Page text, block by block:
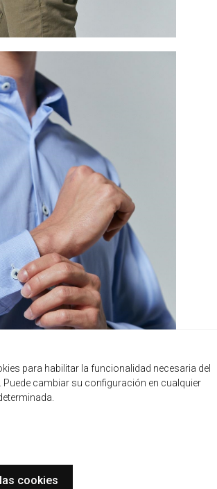
para habilitar la funcionalidad necesaria del
cambiar su configuración en cualquier
cookies